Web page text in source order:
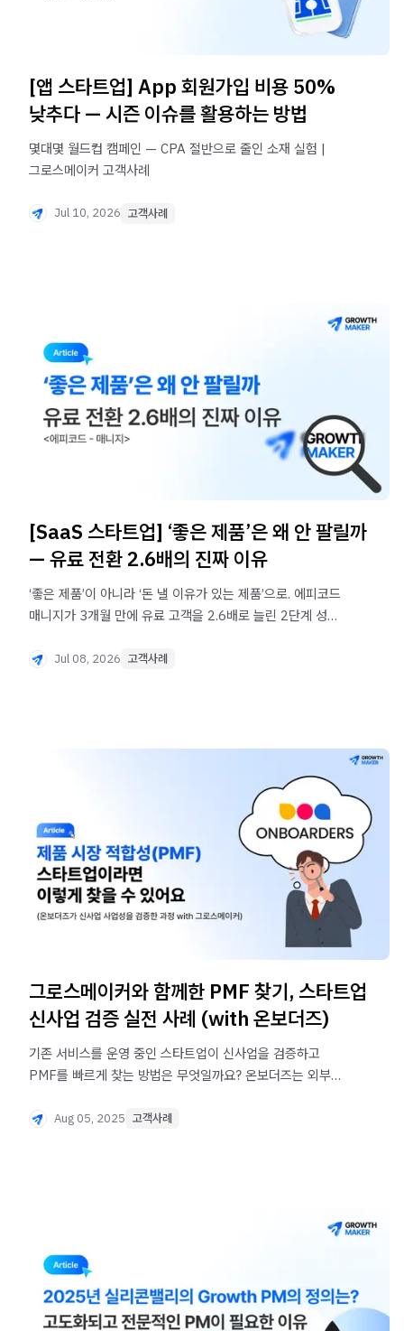
[앱 스타트업] App 회원가입 비용 50%
낮추다 — 시즌 이슈를 활용하는 방법
몇대몇 월드컵 캠페인 — CPA 절반으로 줄인 소재 실험 |
그로스메이커 고객사례
Jul 10, 2026 고객사례
[SaaS 스타트업] ‘좋은 제품’은 왜 안 팔릴까
— 유료 전환 2.6배의 진짜 이유
‘좋은 제품’이 아니라 ‘돈 낼 이유가 있는 제품’으로. 에피코드
매니지가 3개월 만에 유료 고객을 2.6배로 늘린 2단계 성장
Jul 08, 2026 고객사례
그로스메이커와 함께한 PMF 찾기, 스타트업
신사업 검증 실전 사례 (with 온보더즈)
기존 서비스를 운영 중인 스타트업이 신사업을 검증하고
PMF를 빠르게 찾는 방법은 무엇일까요? 온보더즈는 외부
PMF 검증을 마쳤습니다.
Aug 05, 2025 고객사례